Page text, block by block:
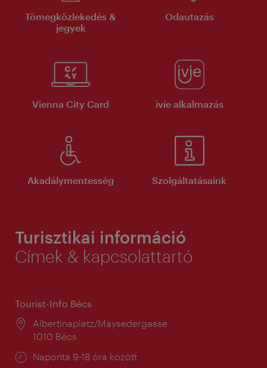
Tömegközlekedés &
jegyek
Odautazás
Vienna City Card ivie alkalmazás
Akadálymentesség Szolgáltatásaink
Turisztikai információ
Címek & kapcsolattartó
Tourist-Info Bécs
Helyszín:
Albertinaplatz/Maysedergasse
1010 Bécs
Nyitva
Naponta 9-18 óra között